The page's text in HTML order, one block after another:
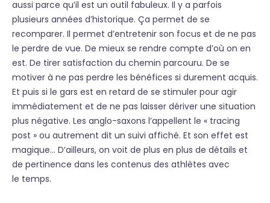
aussi parce qu’il est un outil fabuleux. Il y a parfois
plusieurs années d’historique. Ça permet de se
recomparer. Il permet d’entretenir son focus et de ne pas
le perdre de vue. De mieux se rendre compte d’où on en
est. De tirer satisfaction du chemin parcouru. De se
motiver à ne pas perdre les bénéfices si durement acquis.
Et puis si le gars est en retard de se stimuler pour agir
immédiatement et de ne pas laisser dériver une situation
plus négative. Les anglo-saxons l’appellent le « tracing
post » ou autrement dit un suivi affiché. Et son effet est
magique… D’ailleurs, on voit de plus en plus de détails et
de pertinence dans les contenus des athlètes avec
le temps.